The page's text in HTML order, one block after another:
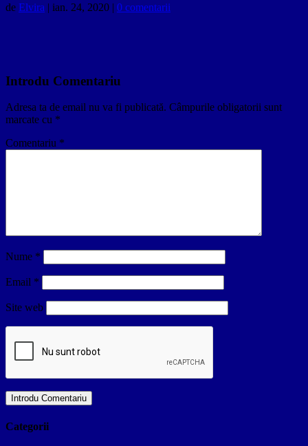
de Elvira | ian. 24, 2020 | 0 comentarii
Introdu Comentariu
Adresa ta de email nu va fi publicată. Câmpurile obligatorii sunt
marcate cu *
Comentariu *
Nume *
Email *
Site web
Categorii